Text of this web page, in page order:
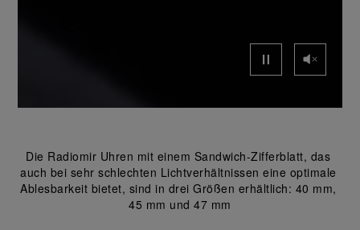
Die Radiomir Uhren mit einem Sandwich-Zifferblatt, das
auch bei sehr schlechten Lichtverhältnissen eine optimale
Ablesbarkeit bietet, sind in drei Größen erhältlich: 40 mm,
45 mm und 47 mm